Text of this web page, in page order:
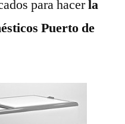
para hacerla
Puerto de